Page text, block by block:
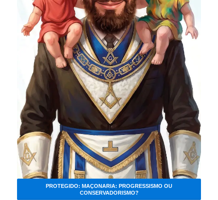
PROTEGIDO: MAÇONARIA: PROGRESSISMO OU
CONSERVADORISMO?